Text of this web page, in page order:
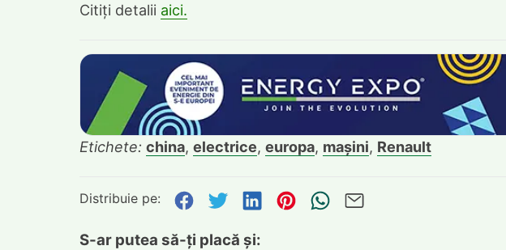
Citiți detalii aici.
Etichete: china, electrice, europa, mașini, Renault
Distribuie pe: Distribuie pe Facebook
Distribuie pe Twitter
Distribuie pe LinkedIn
Distribuie pe Pinterest
Trimite prin whatsapp
S-ar putea să-ți placă și: